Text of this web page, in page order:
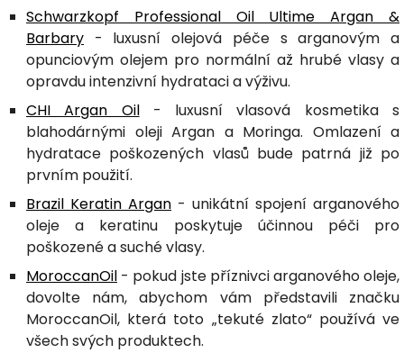
Schwarzkopf Professional Oil Ultime Argan &
Barbary - luxusní olejová péče s arganovým a
opunciovým olejem pro normální až hrubé vlasy a
opravdu intenzivní hydrataci a výživu.
CHI Argan Oil- luxusní vlasová kosmetika s
blahodárnými oleji Argan a Moringa. Omlazení a
hydratace poškozených vlasů bude patrná již po
prvním použití.
Brazil Keratin Argan - unikátní spojení arganového
oleje a keratinu poskytuje účinnou péči pro
poškozené a suché vlasy.
MoroccanOil - pokud jste příznivci arganového oleje,
dovolte nám, abychom vám představili značku
MoroccanOil, která toto „tekuté zlato“ používá ve
všech svých produktech.